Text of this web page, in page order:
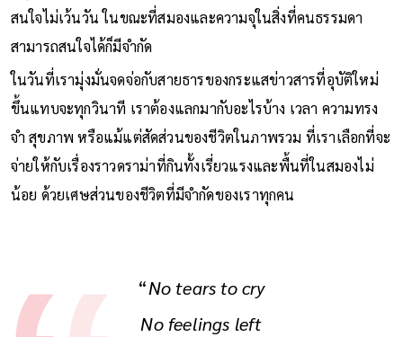
สนใจไม่เว้นวัน ในขณะที่สมองและความจุในสิ่งที่คนธรรมดา
สามารถสนใจได้ก็มีจำกัด
ในวันที่เรามุ่งมั่นจดจ่อกับสายธารของกระแสข่าวสารที่อุบัติใหม่
ขึ้นแทบจะทุกวินาที เราต้องแลกมากับอะไรบ้าง เวลา ความทรง
จำ สุขภาพ หรือแม้แต่สัดส่วนของชีวิตในภาพรวม ที่เราเลือกที่จะ
จ่ายให้กับเรื่องราวดราม่าที่กินทั้งเรี่ยวแรงและพื้นที่ในสมองไม่
น้อย ด้วยเศษส่วนของชีวิตที่มีจำกัดของเราทุกคน
“No tears to cry
No feelings left